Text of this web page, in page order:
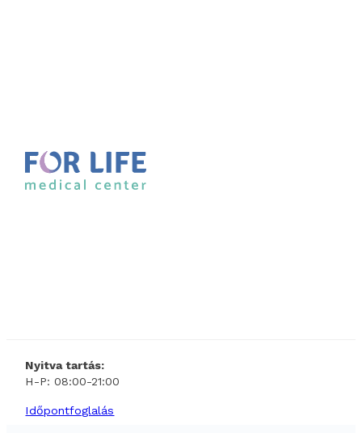
Nyitva tartás:
H-P: 08:00-21:00
Időpontfoglalás